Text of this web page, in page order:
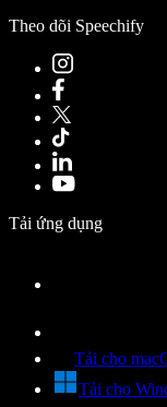
Theo dõi Speechify
Tải ứng dụng
Tải cho
Tải cho